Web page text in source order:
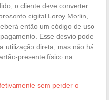
o cliente deve converter
digital Leroy Merlin,
então um código de uso
Esse desvio pode
utilização direta, mas não há
presente físico na
sem perder o